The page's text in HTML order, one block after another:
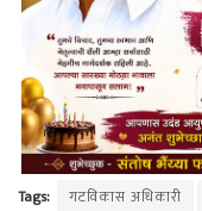
Tags: गटविकास अधिकारी